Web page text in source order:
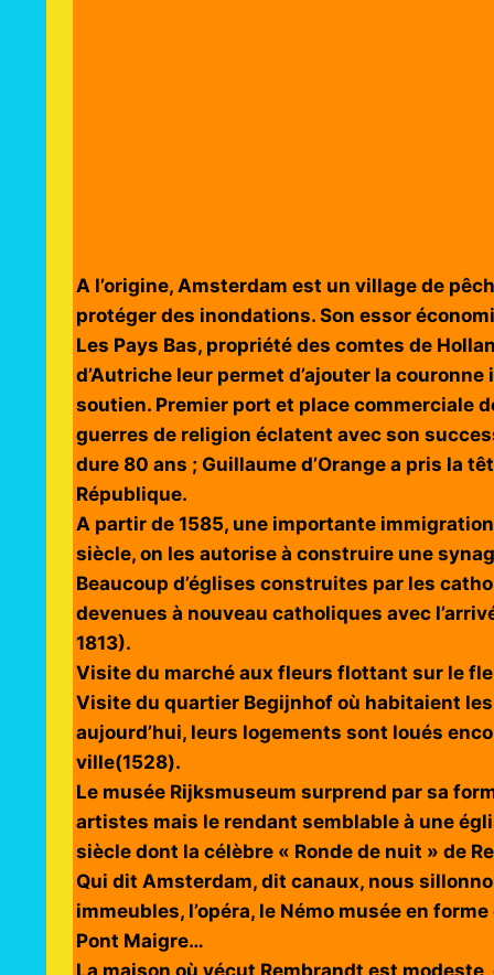
A l’origine, Amsterdam est un village de
protéger des inondations. Son essor
Les Pays Bas, propriété des comtes de
d’Autriche leur permet d’ajouter la
soutien. Premier port et place commerciale
guerres de religion éclatent avec son
dure 80 ans ; Guillaume d’Orange a pris la
République.
A partir de 1585, une importante
siècle, on les autorise à construire une
Beaucoup d’églises construites par les
devenues à nouveau catholiques avec
1813).
Visite du marché aux fleurs flottant sur le
Visite du quartier Begijnhof où habitaient
aujourd’hui, leurs logements sont loués
ville(1528).
Le musée Rijksmuseum surprend par sa
artistes mais le rendant semblable à une
siècle dont la célèbre « Ronde de nuit » de
Qui dit Amsterdam, dit canaux, nous
immeubles, l’opéra, le Némo musée en
Pont Maigre…
La maison où vécut Rembrandt est